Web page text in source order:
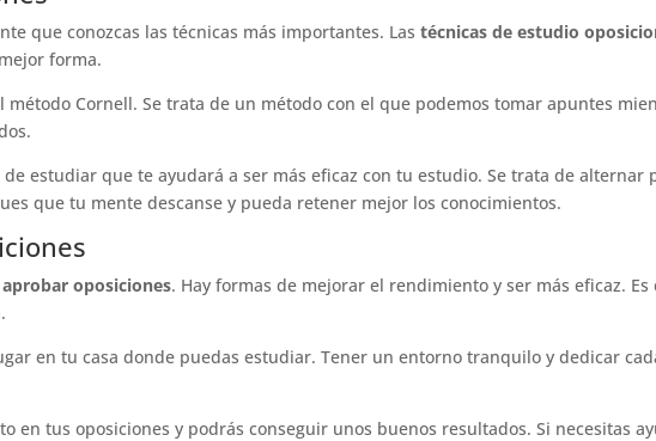
que conozcas las técnicas más importantes. Lastécnicas de estudio
forma.
método Cornell. Se trata de un método con el que podemos tomar apuntes
estudiar que te ayudará a ser más eficaz con tu estudio. Se trata de alternar
que tu mente descanse y pueda retener mejor los conocimientos.
oposiciones. Hay formas de mejorar el rendimiento y ser más eficaz. Es
en tu casa donde puedas estudiar. Tener un entorno tranquilo y dedicar
en tus oposiciones y podrás conseguir unos buenos resultados. Si necesitas